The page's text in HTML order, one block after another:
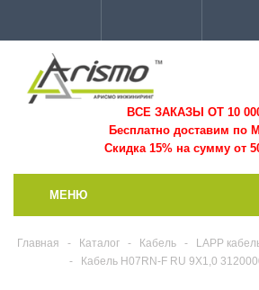
ВСЕ ЗАКАЗЫ ОТ 10
Бесплатно доставим по
Скидка 15% на сумму от
МЕНЮ
Главная - Каталог - Кабель - LAPP
-
Кабель H07RN-F RU 9X1,0